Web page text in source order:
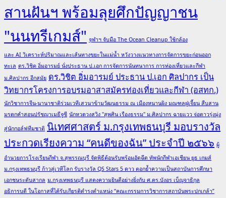
สานฝันฯ พร้อมลุยศึกปัญญาชน
"นนทรีเกมส์" จุฬาฯ จับมือ The Ocean Cleanup ใช้กล้อง
และ AI วิเคราะห์ปริมาณและเส้นทางขยะในแม่น้ำ หวังวางแนวทางการจัดการขยะก่อนออก
ทะเล ดร.วิชิต อิ่มอารมย์ นั่งประธาน ป.เอก การจัดการนันทนาการ การท่องเที่ยวและกีฬา
ม.ศิลปากร อีกสมัย ดร.วิชิต อิ่มอารมย์ ประธาน ป.เอก ศิลปากร เป็น
วิทยากรโครงการอบรมอาสาสมัครท่องเที่ยวและกีฬา (อสทก.)
นักวิชาการจีน-นานาชาติร่วมเวทีเสวนาข้ามวัฒนธรรม ณ เมืองหนานผิง มณฑลฝูเจี้ยน สืบสาน
มรดกคำสอนปรัชญาเมธีจูซี นักหวดวงสวิง "สุพศิน เรืองธรรม" ม.ศิลปากร ฉายแวว จ่อดาวรุ่งมุ่ง
สู่นักกอล์ฟทีมชาติ นิเทศศาสตร์ ม.กรุงเทพธนบุรี มอบรางวัล
ประกวดเรียงความ “คนดีของฉัน” ประจำปี ๒๕๖๖ ผู้
อำนวยการโรงเรียนกีฬา จ.สุพรรณบุรี จัดพิธีต้อนรับพร้อมอัดฉีด ทัพนักกีฬาเอเชียน ยูธ เกมส์
ม.กรุงเทพธนบุรี ก้าวสู่เวทีโลก รับรางวัล QS Stars 5 ดาว ตอกย้ำความเป็นสถาบันการศึกษา
เอกชนระดับสากล ม.กรุงเทพธนบุรี แสดงความยินดีอย่างยิ่งกับ ศ.ดร.บังอร เบ็ญจาธิกุล
อธิการบดี ในโอกาสที่ได้รับเกียรติดำรงตำแหน่ง “คณะกรรมการวิชาการสถาบันพระปกเกล้า”